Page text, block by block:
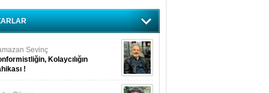
Sevinç
Kolaycılığın
!